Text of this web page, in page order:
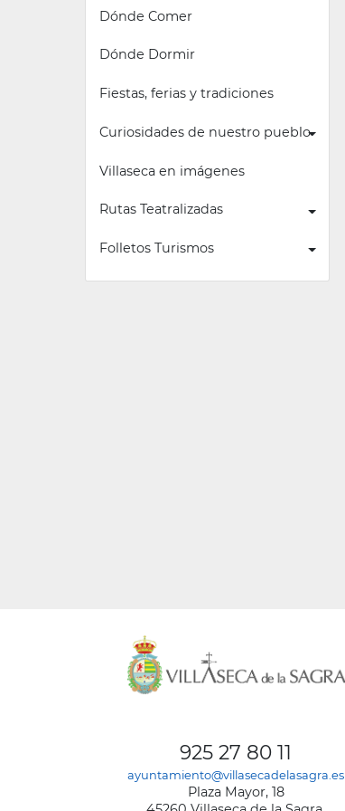
Dónde Comer
Dónde Dormir
Fiestas, ferias y tradiciones
Curiosidades de nuestro pueblo
Villaseca en imágenes
Rutas Teatralizadas
Folletos Turismos
925 27 80 11
ayuntamiento@villasecadelasagra.es
Plaza Mayor, 18